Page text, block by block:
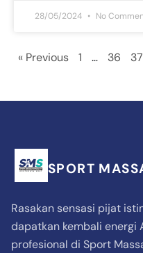
28/05/2024 No
« Previous 1 … 36 37
SPORT
Rasakan sensasi pijat
dapatkan kembali energi
profesional di Sport